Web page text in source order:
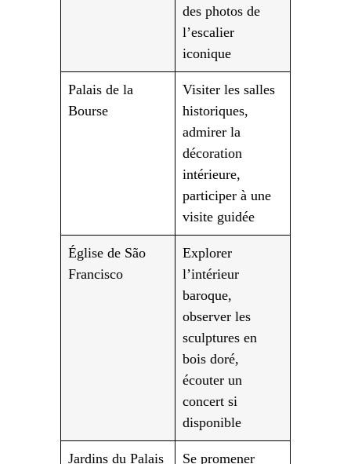
des photos de
l’escalier
iconique
Palais de la
Bourse
Visiter les salles
historiques,
admirer la
décoration
intérieure,
participer à une
visite guidée
Église de São
Francisco
Explorer
l’intérieur
baroque,
observer les
sculptures en
bois doré,
écouter un
concert si
disponible
Jardins du Palais
Se promener